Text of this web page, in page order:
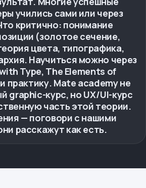
учились сами или через
критично: понимание
(золотое сечение,
цвета, типографика,
Научиться можно через
Type, The Elements of
практику. Mate academy не
graphic-курс, но UX/UI-курс
часть этой теории.
— поговори с нашими
расскажут как есть.